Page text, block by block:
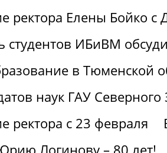
ректора Елены Бойко с
студентов ИБиВМ
в Тюменской
наук ГАУ
ректора с 23 февраля
Логинову – 80 лет!